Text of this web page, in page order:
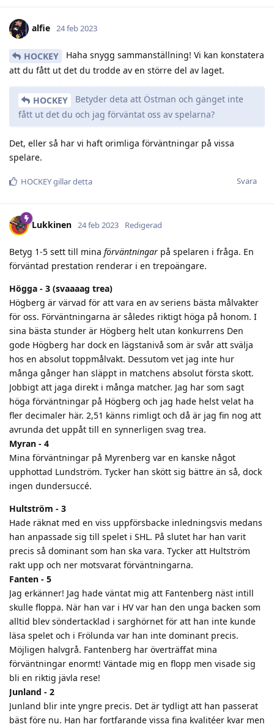
alfie 24 feb 2023
HOCKEY
Haha snygg sammanställning! Vi kan konstatera
att du fått ut det du trodde av en större del av laget.
HOCKEY
Betyder deta att Östman och gänget inte
fått ut det du och jag förväntat oss av spelarna?
Det, eller så har vi haft orimliga förväntningar på vissa
spelare.
Svara
HOCKEYgillar detta
Lukkinen 24 feb 2023 Redigerad
Betyg 1-5 sett till mina förväntningar på spelaren i fråga. En
förväntad prestation renderar i en trepoängare.
Högga - 3 (svaaaag trea)
Högberg är värvad för att vara en av seriens bästa målvakter
för oss. Förväntningarna är således riktigt höga på honom. I
sina bästa stunder är Högberg helt utan konkurrens Den
gode Högberg har dock en lägstanivå som är svår att svälja
hos en absolut toppmålvakt. Dessutom vet jag inte hur
många gånger han släppt in matchens absolut första skott.
Jobbigt att jaga direkt i många matcher. Jag har som sagt
höga förväntningar på Högberg och jag hade helst velat ha
fler decimaler här. 2,51 känns rimligt och då är jag fin nog att
avrunda det uppåt till en synnerligen svag trea.
Myran - 4
Mina förväntningar på Myrenberg var en kanske något
upphottad Lundström. Tycker han skött sig bättre än så, dock
ingen dundersuccé.
Hultström - 3
Hade räknat med en viss uppförsbacke inledningsvis medans
han anpassade sig till spelet i SHL. På slutet har han varit
precis så dominant som han ska vara. Tycker att Hultström
rakt upp och ner motsvarat förväntningarna.
Fanten - 5
Jag erkänner! Jag hade väntat mig att Fantenberg näst intill
skulle floppa. När han var i HV var han den unga backen som
alltid blev söndertacklad i sarghörnet för att han inte kunde
läsa spelet och i Frölunda var han inte dominant precis.
Möjligen halvgrå. Fantenberg har överträffat mina
förväntningar enormt! Väntade mig en flopp men visade sig
bli en riktig jävla rese!
Junland - 2
Junland blir inte yngre precis. Det är tydligt att han passerat
bäst före nu. Han har fortfarande vissa fina kvalitéer kvar men